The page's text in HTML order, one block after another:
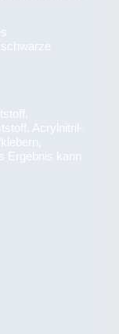
Acrylnitril-
Ergebnis kann